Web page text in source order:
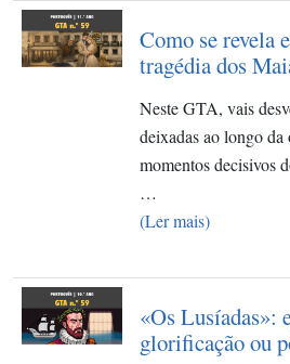
Como se revela
tragédia dos
Neste GTA, vais
deixadas ao longo da
momentos decisivos
…
(Ler mais)
«Os Lusíadas»:
glorificação ou